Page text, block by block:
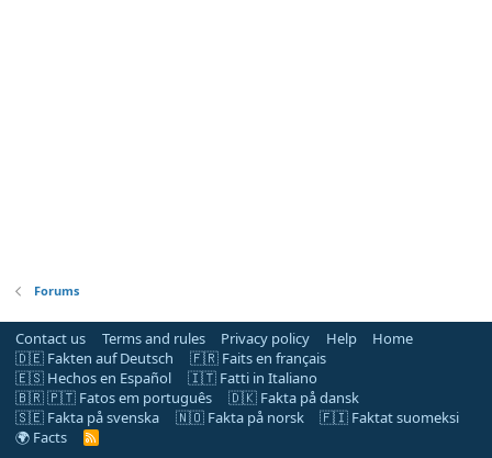
Forums
Contact us Terms and rules Privacy policy Help
Home
🇩🇪 Fakten auf Deutsch
🇫🇷 Faits en français
🇪🇸 Hechos en Español
🇮🇹 Fatti in Italiano
🇧🇷 🇵🇹 Fatos em português
🇩🇰 Fakta på dansk
🇸🇪 Fakta på svenska
🇳🇴 Fakta på norsk
🇫🇮 Faktat suomeksi
🌍 Facts
R